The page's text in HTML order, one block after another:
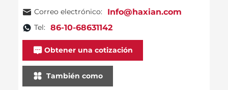
estática. Pueden configurarse dos presiones de reposición
de agua: presión dinámica y presión estática. Al momento
de arranque y parada de la bomba de recirculación, se
conmuta automáticamente la función de reposición de
agua y protección contra la escasez de agua. Cuando el
para automática para evitar el funcionamiento en vacío de
la bomba de reposición de agua. Gracias a la función de
descarga automática de agua por sobrepresión, se
Correo electrónico:
Info@haxian.com
Tel: 86-10-68631142
Obtener una cotización
También como